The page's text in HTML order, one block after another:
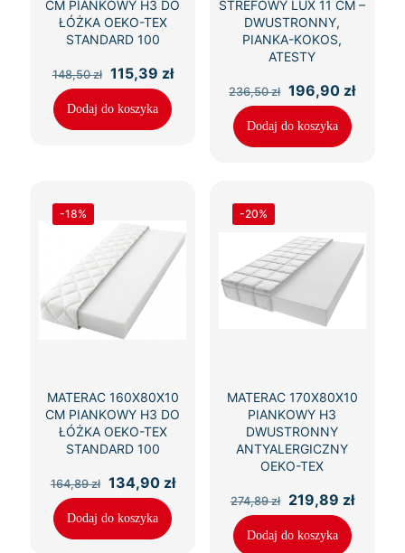
CM PIANKOWY H3 DO
ŁÓŻKA OEKO-TEX
STANDARD 100
148,50zł
Pierwotna
cena
wynosiła:
148,50 zł.
115,39 złAktualna
115,39 zł.
Dodaj do koszyka
STREFOWY LUX 11 CM –
DWUSTRONNY,
PIANKA-KOKOS,
ATESTY
236,50zł Pierwotna
cena
wynosiła:
236,50 zł.
196,90 zł
Dodaj do koszyka
-18%
MATERAC 160X80X10
CM PIANKOWY H3 DO
ŁÓŻKA OEKO-TEX
STANDARD 100
164,89zł
Pierwotna
cena
wynosiła:
164,89 zł.
134,90 złAktualna
134,90 zł.
Dodaj do koszyka
-20%
MATERAC 170X80X10
PIANKOWY H3
DWUSTRONNY
ANTYALERGICZNY
OEKO-TEX
274,89zł
Pierwotna
cena
wynosiła:
274,89 zł.
219,89 zł
Dodaj do koszyka